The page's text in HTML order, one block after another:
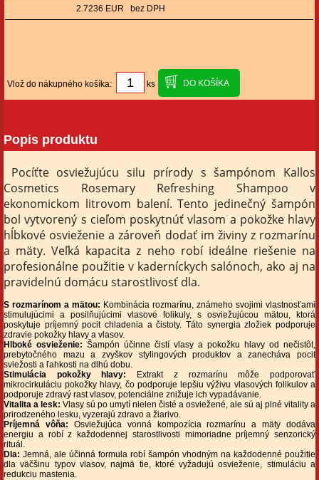
2.7236 EUR bez DPH
Vlož do nákupného košíka: ks
Popis produktu
Pocíťte osviežujúcu silu prírody s šampónom Kallos
Cosmetics Rosemary Refreshing Shampoo v
ekonomickom litrovom balení. Tento jedinečný šampón
bol vytvorený s cieľom poskytnúť vlasom a pokožke hlavy
hĺbkové osvieženie a zároveň dodať im živiny z rozmarínu
a mäty. Veľká kapacita z neho robí ideálne riešenie na
profesionálne použitie v kaderníckych salónoch, ako aj na
pravidelnú domácu starostlivosť dla.
S rozmarínom a mätou: Kombinácia rozmarínu, známeho svojimi vlastnosťami
stimulujúcimi a posilňujúcimi vlasové folikuly, s osviežujúcou mätou, ktorá
poskytuje príjemný pocit chladenia a čistoty. Táto synergia zložiek podporuje
zdravie pokožky hlavy a vlasov.
Hlboké osvieženie: Šampón účinne čistí vlasy a pokožku hlavy od nečistôt,
prebytočného mazu a zvyškov stylingových produktov a zanecháva pocit
sviežosti a ľahkosti na dlhú dobu.
Stimulácia pokožky hlavy:
Extrakt z rozmarínu môže podporovať
mikrocirkuláciu pokožky hlavy, čo podporuje lepšiu výživu vlasových folikulov a
podporuje zdravý rast vlasov, potenciálne znižuje ich vypadávanie.
Vitalita a lesk: Vlasy sú po umytí nielen čisté a osviežené, ale sú aj plné vitality a
prirodzeného lesku, vyzerajú zdravo a žiarivo.
Príjemná vôňa: Osviežujúca vonná kompozícia rozmarínu a mäty dodáva
energiu a robí z každodennej starostlivosti mimoriadne príjemný senzorický
rituál.
Dla: Jemná, ale účinná formula robí šampón vhodným na každodenné použitie
dla väčšinu typov vlasov, najmä tie, ktoré vyžadujú osvieženie, stimuláciu a
redukciu mastenia.